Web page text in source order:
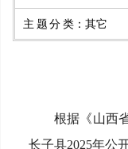
主题分类 ： 其它
根据《山西
长子县2025年公